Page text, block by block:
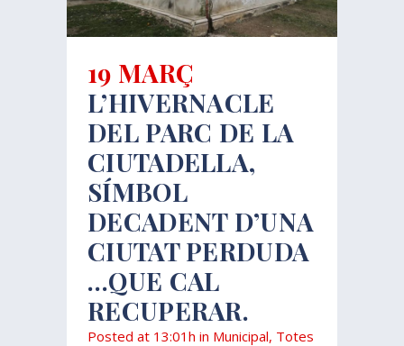
19 MARÇ
L’HIVERNACLE
DEL PARC DE LA
CIUTADELLA,
SÍMBOL
DECADENT D’UNA
CIUTAT PERDUDA
…QUE CAL
RECUPERAR.
Posted at 13:01h in Municipal, Totes